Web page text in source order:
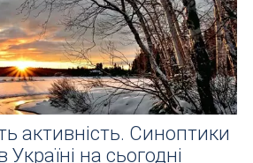
активність. Синоптики
на сьогодні